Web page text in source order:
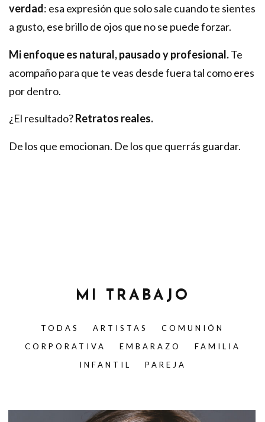
verdad: esa expresión que solo sale cuando te sientes
a gusto, ese brillo de ojos que no se puede forzar.
Mi enfoque es natural, pausado y profesional.Te
acompaño para que te veas desde fuera tal como eres
por dentro.
¿El resultado?Retratos reales.
De los que emocionan. De los que querrás guardar.
MI TRABAJO
TODAS ARTISTAS
COMUNIÓN
CORPORATIVA
EMBARAZO
FAMILIA
INFANTIL
PAREJA